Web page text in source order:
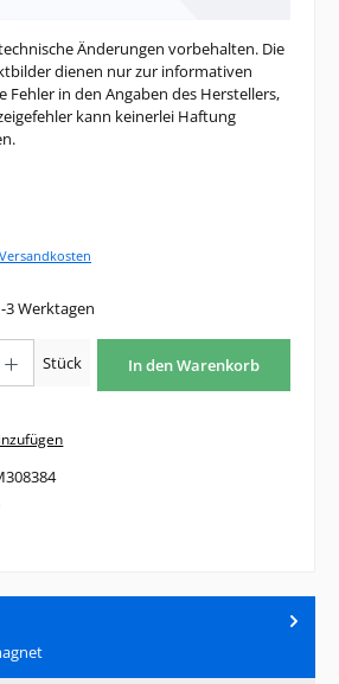
Änderungen vorbehalten. Die
dienen nur zur informativen
Fehler in den Angaben des Herstellers,
kann keinerlei Haftung
Werktagen
gewünschten Wert ein oder benutze die
Stück In den Warenkorb